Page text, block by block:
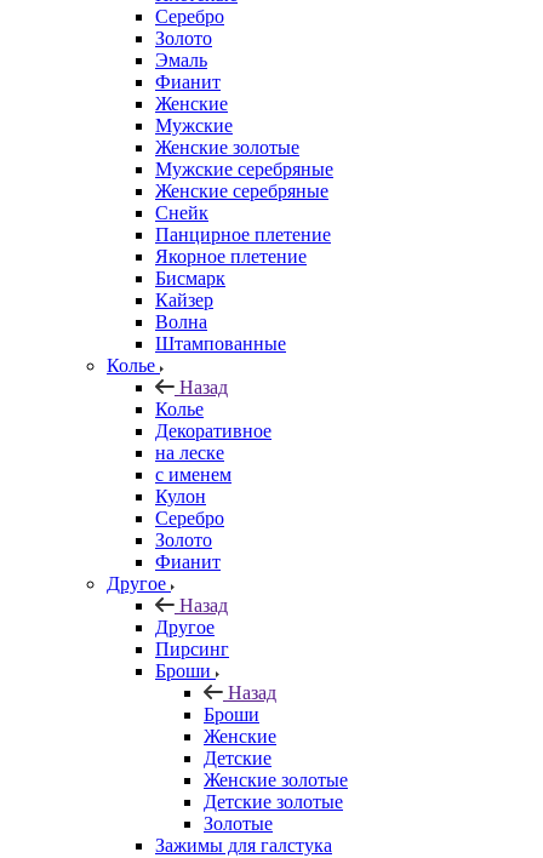
Серебро
Золото
Эмаль
Фианит
Женские
Мужские
Женские золотые
Мужские серебряные
Женские серебряные
Снейк
Панцирное плетение
Якорное плетение
Бисмарк
Кайзер
Волна
Штампованные
Колье
Назад
Колье
Декоративное
на леске
с именем
Кулон
Серебро
Золото
Фианит
Другое
Назад
Другое
Пирсинг
Броши
Назад
Броши
Женские
Детские
Женские золотые
Детские золотые
Золотые
Зажимы для галстука